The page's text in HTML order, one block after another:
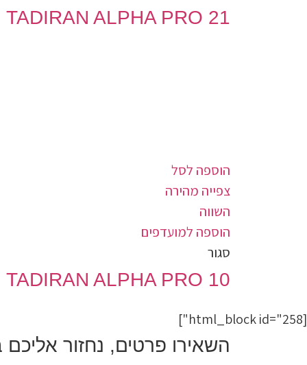
21 TADIRAN ALPHA PRO
הוספה לסל
צפייה מהירה
השווה
הוספה למועדפים
סגור
10 TADIRAN ALPHA PRO
[html_block id="258"]
השאירו פרטים, נחזור